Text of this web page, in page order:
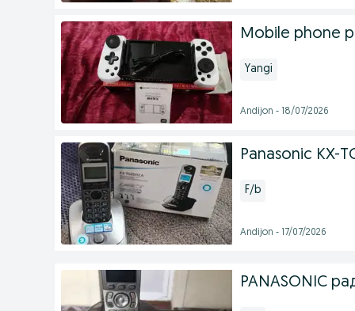
Mobile phone
Yangi
Andijon - 18/07/2026
Panasonic KX-
F/b
Andijon - 17/07/2026
PANASONIC